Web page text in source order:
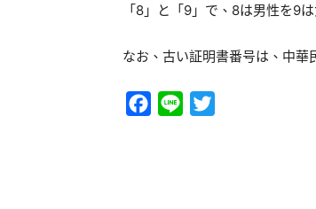
「8」と「9」で、8は男性を9
なお、古い証明書番号は、中華
Facebook
Line